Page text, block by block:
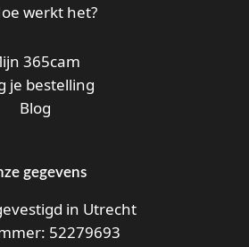
werkt het?
365cam
je bestelling
Blog
gegevens
in Utrecht
52279693